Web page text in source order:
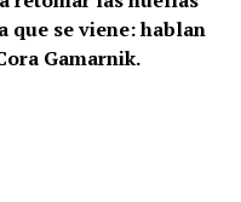
que se viene: hablan
Gamarnik.